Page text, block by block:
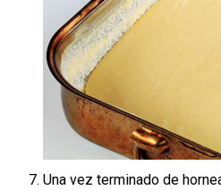
Una vez terminado de